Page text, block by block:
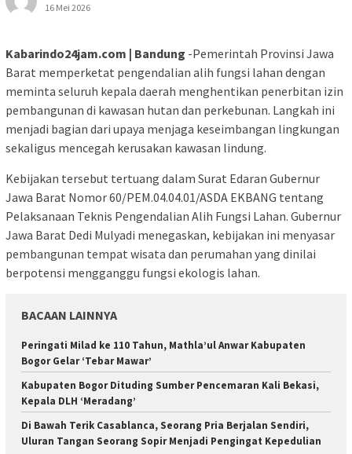
16 Mei 2026
Kabarindo24jam.com | Bandung -Pemerintah Provinsi Jawa
Barat memperketat pengendalian alih fungsi lahan dengan
meminta seluruh kepala daerah menghentikan penerbitan izin
pembangunan di kawasan hutan dan perkebunan. Langkah ini
menjadi bagian dari upaya menjaga keseimbangan lingkungan
sekaligus mencegah kerusakan kawasan lindung.
Kebijakan tersebut tertuang dalam Surat Edaran Gubernur
Jawa Barat Nomor 60/PEM.04.04.01/ASDA EKBANG tentang
Pelaksanaan Teknis Pengendalian Alih Fungsi Lahan. Gubernur
Jawa Barat Dedi Mulyadi menegaskan, kebijakan ini menyasar
pembangunan tempat wisata dan perumahan yang dinilai
berpotensi mengganggu fungsi ekologis lahan.
BACAAN LAINNYA
Peringati Milad ke 110 Tahun, Mathla’ul Anwar Kabupaten
Bogor Gelar ‘Tebar Mawar’
Kabupaten Bogor Dituding Sumber Pencemaran Kali Bekasi,
Kepala DLH ‘Meradang’
Di Bawah Terik Casablanca, Seorang Pria Berjalan Sendiri,
Uluran Tangan Seorang Sopir Menjadi Pengingat Kepedulian